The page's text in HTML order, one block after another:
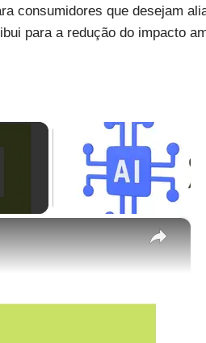
consumidores que desejam
para a redução do impacto
×